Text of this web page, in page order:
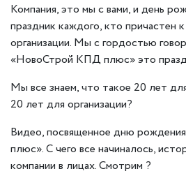
Компания, это мы с вами, и день
праздник каждого, кто причастен
организации. Мы с гордостью
«НовоСтрой КПД плюс» это
Мы все знаем, что такое 20 лет
20 лет для организации?
Видео, посвященное дню
плюс». С чего все начиналось,
компании в лицах. Смотрим ?